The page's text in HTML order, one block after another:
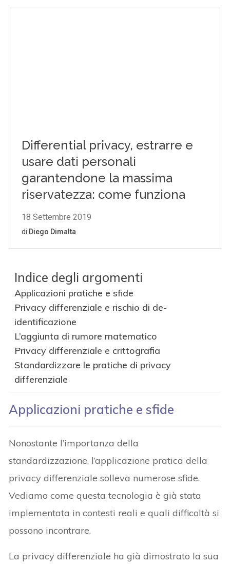
Indice degli argomenti
Applicazioni pratiche e sfide
Privacy differenziale e rischio di de-
identificazione
L’aggiunta di rumore matematico
Privacy differenziale e crittografia
Standardizzare le pratiche di privacy
differenziale
Applicazioni pratiche e sfide
Nonostante l’importanza della
standardizzazione, l’applicazione pratica della
privacy differenziale solleva numerose sfide.
Vediamo come questa tecnologia è già stata
implementata in contesti reali e quali difficoltà si
possono incontrare.
La privacy differenziale ha già dimostrato la sua